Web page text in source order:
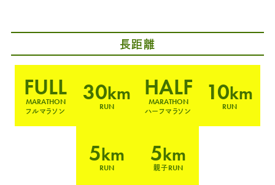
長距離
FULL
MARATHON
フルマラソン
30km
RUN
HALF
MARATHON
ハーフマラソン
10km
RUN
5km
RUN
5km
親子RUN